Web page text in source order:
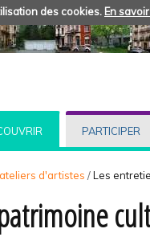
des cookies. En
PARTICIPER
d'artistes /Les